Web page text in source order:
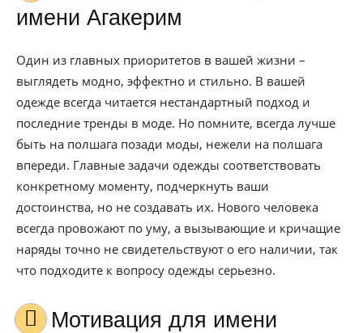
имени Агакерим
Один из главных приоритетов в вашей жизни –
выглядеть модно, эффектно и стильно. В вашей
одежде всегда читается нестандартный подход и
последние тренды в моде. Но помните, всегда лучше
быть на полшага позади моды, нежели на полшага
впереди. Главные задачи одежды соответствовать
конкретному моменту, подчеркнуть ваши
достоинства, но не создавать их. Нового человека
всегда провожают по уму, а вызывающие и кричащие
наряды точно не свидетельствуют о его наличии, так
что подходите к вопросу одежды серьезно.
Мотивация для имени